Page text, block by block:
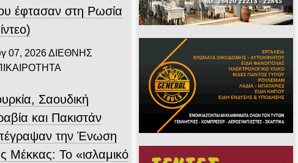
έφτασαν στη Ρωσία
07, 2026ΔΙΕΘΝΗΣ
Σαουδική
και Πακιστάν
την Ένωση
Μέκκας: Το «ισλαμικό